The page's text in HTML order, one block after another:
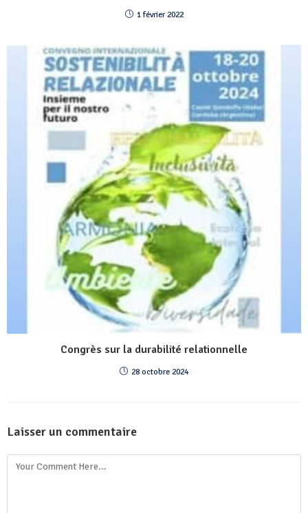
1 février 2022
Congrès sur la durabilité relationnelle
28 octobre 2024
Laisser un commentaire